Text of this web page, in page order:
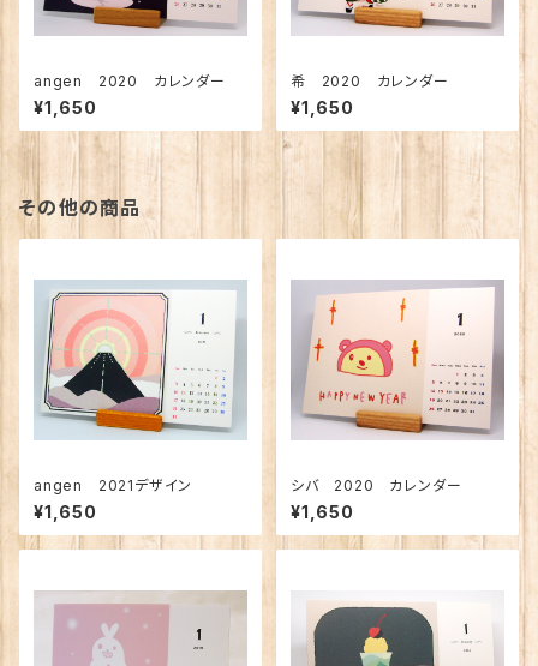
angen 2020 カレンダー
¥1,650
希 2020 カレンダー
¥1,650
その他の商品
angen 2021デザイン
¥1,650
シバ 2020 カレンダー
¥1,650